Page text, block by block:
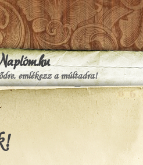
emlékezz a múltadra!